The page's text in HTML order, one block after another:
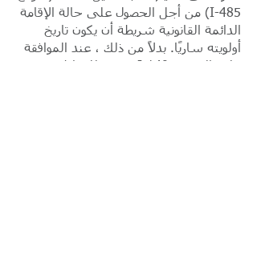
I-485) من أجل الحصول على حالة الإقامة
الدائمة القانونية شريطة أن يكون تاريخ
أولويته ساريًا. بدلاً من ذلك ، عند الموافقة